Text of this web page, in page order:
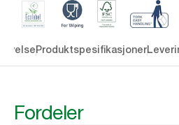
Produktspesifikasjoner
Fordeler